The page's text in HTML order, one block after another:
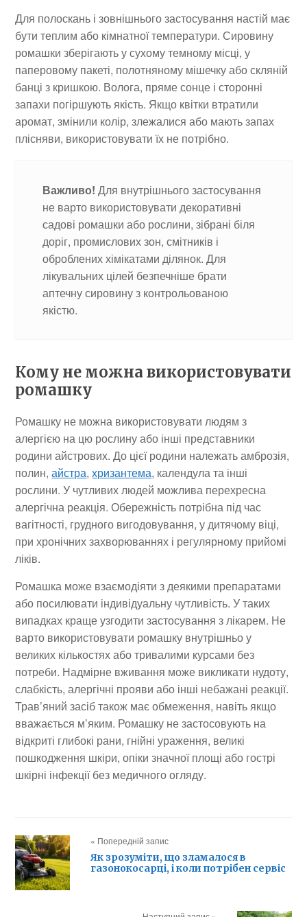
Для полоскань і зовнішнього застосування настій має
бути теплим або кімнатної температури. Сировину
ромашки зберігають у сухому темному місці, у
паперовому пакеті, полотняному мішечку або скляній
банці з кришкою. Волога, пряме сонце і сторонні
запахи погіршують якість. Якщо квітки втратили
аромат, змінили колір, злежалися або мають запах
плісняви, використовувати їх не потрібно.
Важливо! Для внутрішнього застосування
не варто використовувати декоративні
садові ромашки або рослини, зібрані біля
доріг, промислових зон, смітників і
оброблених хімікатами ділянок. Для
лікувальних цілей безпечніше брати
аптечну сировину з контрольованою
якістю.
Кому не можна використовувати
ромашку
Ромашку не можна використовувати людям з
алергією на цю рослину або інші представники
родини айстрових. До цієї родини належать амброзія,
полин,айстра,хризантема, календула та інші
рослини. У чутливих людей можлива перехресна
алергічна реакція. Обережність потрібна під час
вагітності, грудного вигодовування, у дитячому віці,
при хронічних захворюваннях і регулярному прийомі
ліків.
Ромашка може взаємодіяти з деякими препаратами
або посилювати індивідуальну чутливість. У таких
випадках краще узгодити застосування з лікарем. Не
варто використовувати ромашку внутрішньо у
великих кількостях або тривалими курсами без
потреби. Надмірне вживання може викликати нудоту,
слабкість, алергічні прояви або інші небажані реакції.
Трав’яний засіб також має обмеження, навіть якщо
вважається м’яким. Ромашку не застосовують на
відкриті глибокі рани, гнійні ураження, великі
пошкодження шкіри, опіки значної площі або гострі
шкірні інфекції без медичного огляду.
« Попередній запис
Як зрозуміти, що зламалося в
газонокосарці, і коли потрібен сервіс